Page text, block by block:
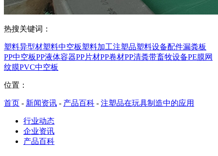
热搜关键词：
塑料异型材塑料中空板塑料加工注塑品塑料设备配件漏粪板
PP中空板PP液体容器PP片材PP卷材PP清粪带畜牧设备PE膜网
纹膜PVC中空板
位置：
首页 - 新闻资讯 - 产品百科 - 注塑品在玩具制造中的应用
行业动态
企业资讯
产品百科